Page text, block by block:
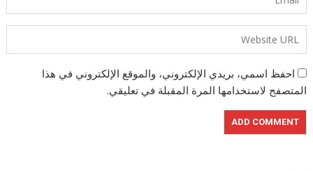
احفظ اسمي، بريدي الإلكتروني، والموقع الإلكتروني في هذا
المتصفح لاستخدامها المرة المقبلة في تعليقي.